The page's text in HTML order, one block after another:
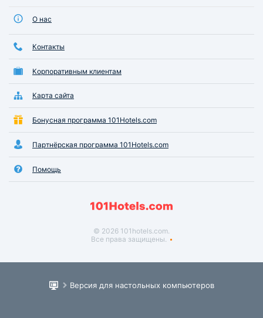
О нас
Контакты
Корпоративным клиентам
Карта сайта
Бонусная программа 101Hotels.com
Партнёрская программа 101Hotels.com
Помощь
© 2026 101hotels.com.
Все права защищены.
Версия для настольных компьютеров